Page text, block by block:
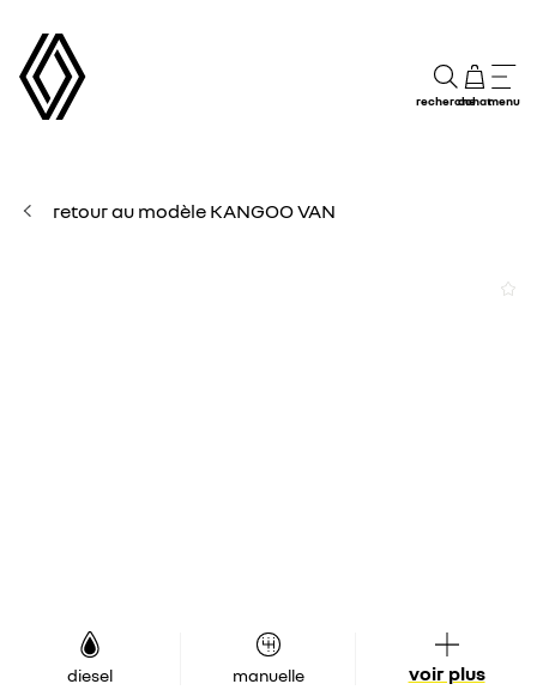
rechercheachatmenu
retour au modèle KANGOO VAN
diesel manuelle voir plus